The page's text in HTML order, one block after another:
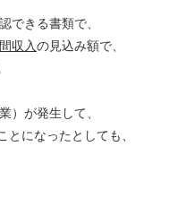
できる書類で、
収入の見込み額で、
）が発生して、
とになったとしても、